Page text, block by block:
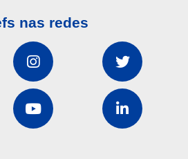
nas redes